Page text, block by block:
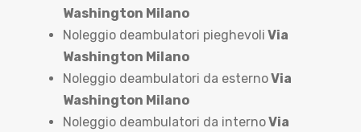
Washington Milano
Noleggio deambulatori pieghevoli Via
Washington Milano
Noleggio deambulatori da esternoVia
Washington Milano
Noleggio deambulatori da internoVia